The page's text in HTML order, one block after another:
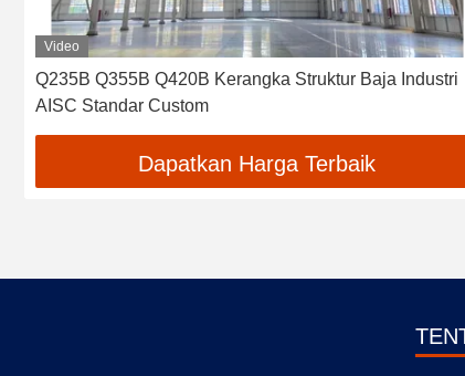
Video
Q235B Q355B Q420B Kerangka Struktur Baja Industri
AISC Standar Custom
Dapatkan Harga Terbaik